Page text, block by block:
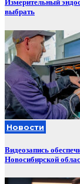
Измерительный
выбрать
Новости
Видеозапись
Новосибирской